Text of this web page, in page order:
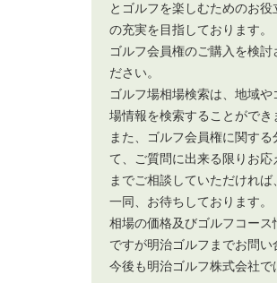
とゴルフを楽しむためのお
の充実を目指しております。
ゴルフ会員権のご購入を検
ださい。
ゴルフ場相場検索は、地域
場情報を検索することができ
また、ゴルフ会員権に関す
て、ご質問に出来る限りお
までご相談していただけれ
一同、お待ちしております。
相場の価格及びゴルフコー
ですが明治ゴルフまでお問い
今後も明治ゴルフ株式会社で